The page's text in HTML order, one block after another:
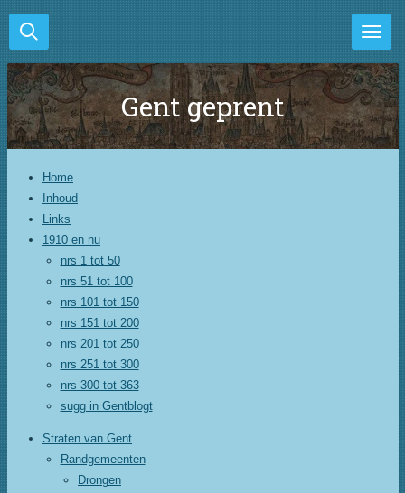
Ga
direct
naar
de
hoofdinhoud
Gent geprent
Home
Inhoud
Links
1910 en nu
nrs 1 tot 50
nrs 51 tot 100
nrs 101 tot 150
nrs 151 tot 200
nrs 201 tot 250
nrs 251 tot 300
nrs 300 tot 363
sugg in Gentblogt
Straten van Gent
Randgemeenten
Drongen